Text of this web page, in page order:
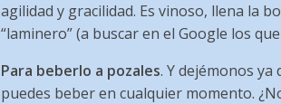
agilidad y gracilidad. Es vinoso, llena la
“laminero” (a buscar en el Google los
Para beberlo a pozales. Y dejémonos ya
puedes beber en cualquier momento.